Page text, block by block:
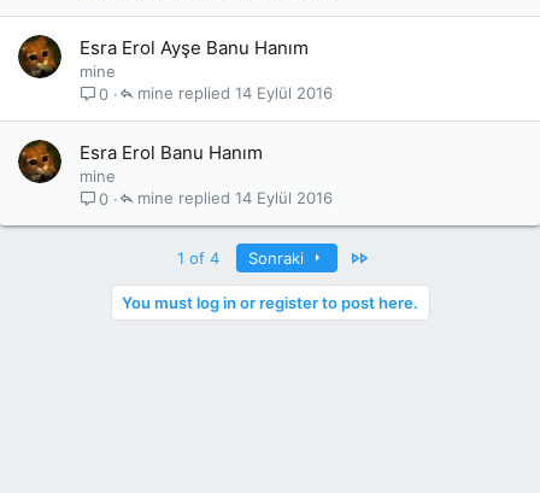
Esra Erol Ayşe Banu Hanım
mine
0
14 Eylül 2016
mine
Esra Erol Banu Hanım
mine
0
14 Eylül 2016
mine
1 of 4 Sonraki Last
You must log in or register to post here.